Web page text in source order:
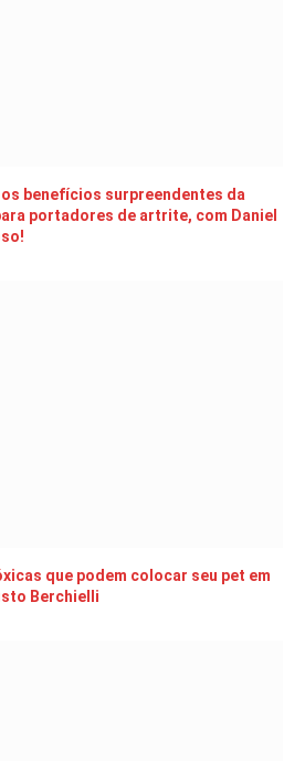
benefícios surpreendentes da
portadores de artrite, com Daniel
que podem colocar seu pet em
Berchielli